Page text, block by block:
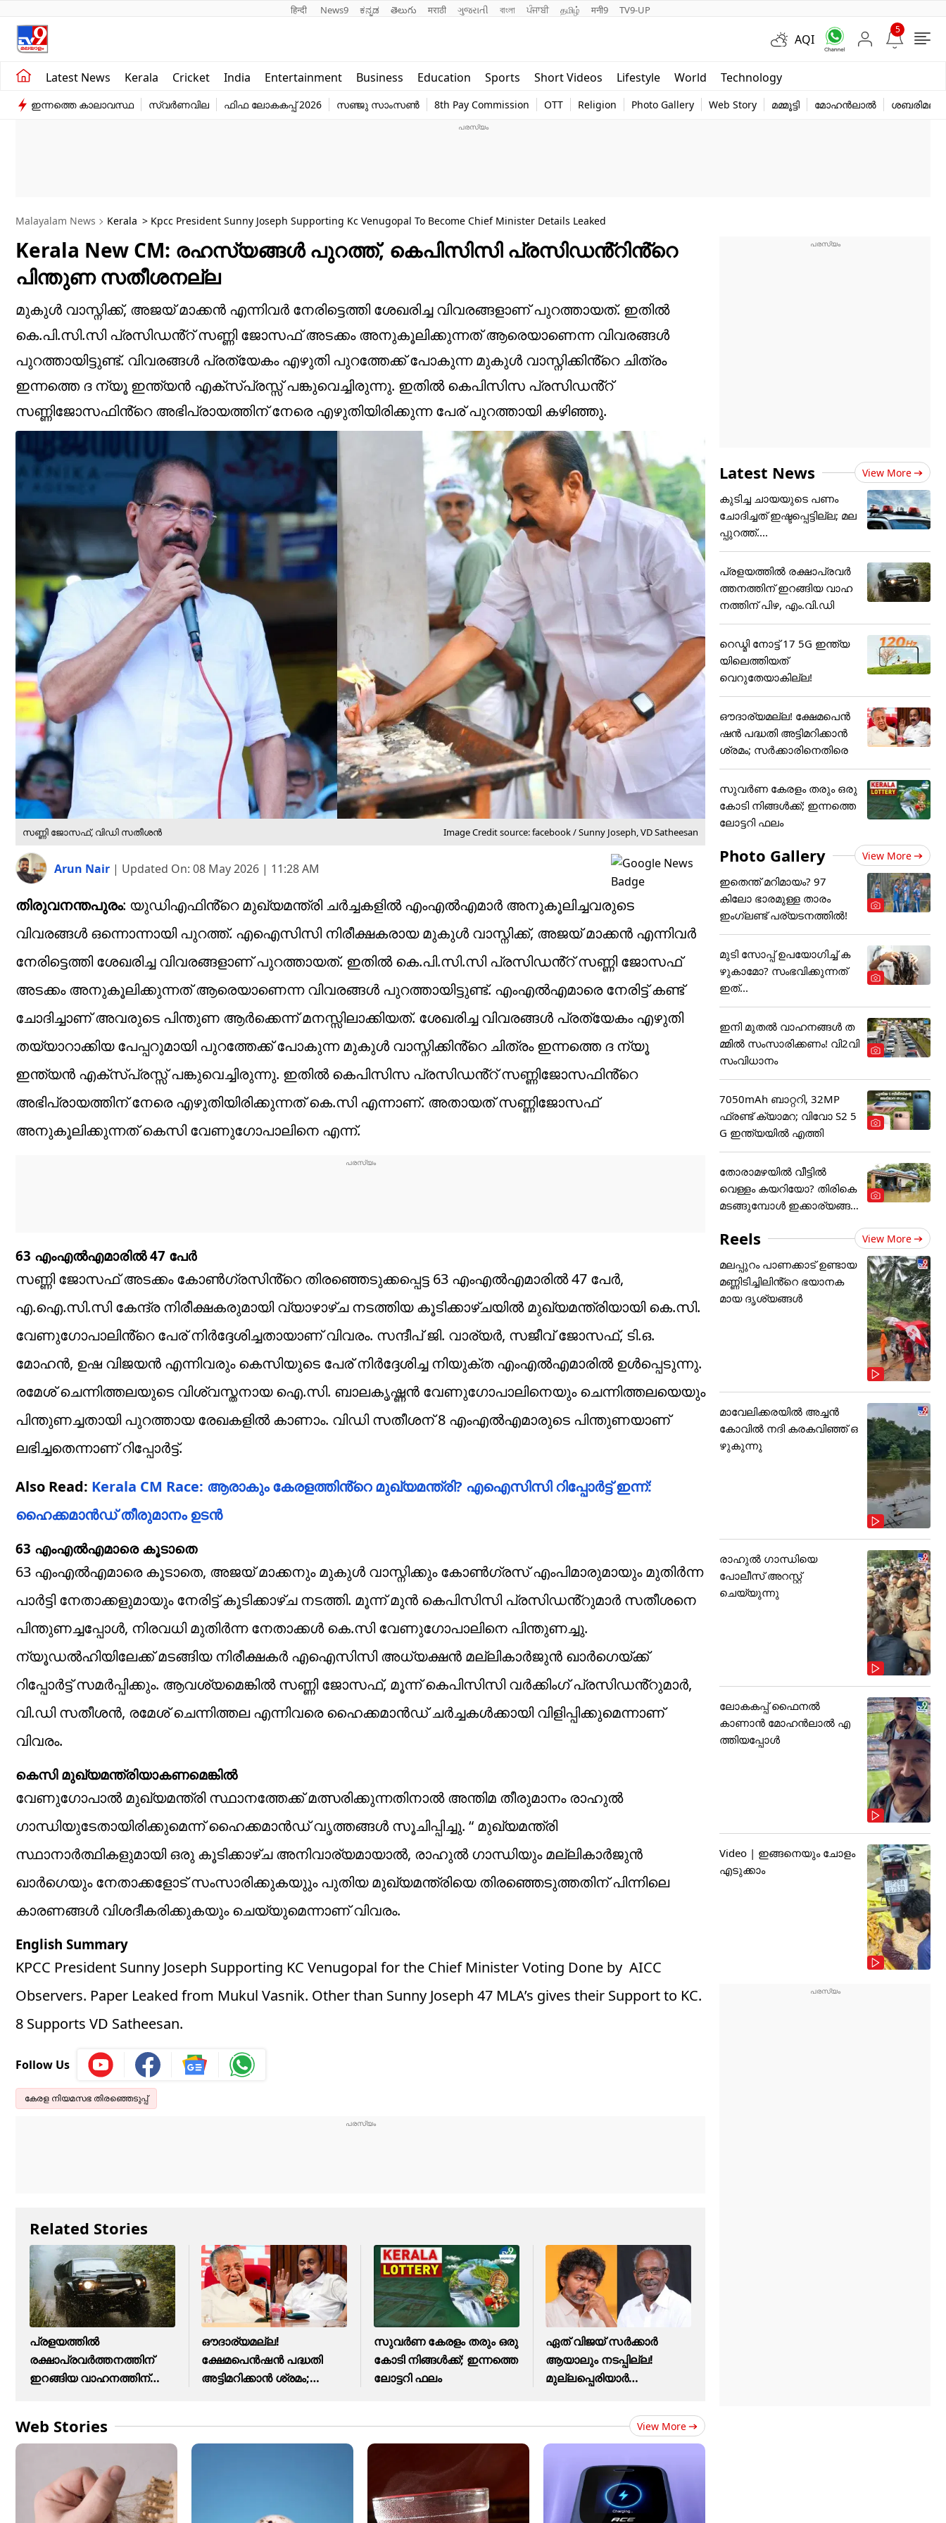
हिन्दी News9 ಕನ್ನಡ తెలుగు मराठी ગુજરાતી বাংলা ਪੰਜਾਬੀ தமிழ் मनी9 TV9-UP
AQI
5
Latest News Kerala Cricket India Entertainment Business Education Sports Short Videos Lifestyle World Technology
Kerala
India
Education
world
Web Story
ഇന്നത്തെ കാലാവസ്ഥ സ്വർണവില ഫിഫ ലോകകപ്പ് 2026 സഞ്ജു സാംസൺ 8th Pay Commission OTT Religion Photo Gallery Web Story മമ്മൂട്ടി മോഹൻലാൽ ശബരിമല
Malayalam News Kerala > Kpcc President Sunny Joseph Supporting Kc Venugopal To Become Chief Minister Details Leaked
Kerala New CM: രഹസ്യങ്ങൾ പുറത്ത്, കെപിസിസി പ്രസിഡൻ്റിൻ്റെ
പിന്തുണ സതീശനല്ല
മുകുൾ വാസ്നിക്ക്, അജയ് മാക്കൻ എന്നിവർ നേരിട്ടെത്തി ശേഖരിച്ച വിവരങ്ങളാണ് പുറത്തായത്. ഇതിൽ
കെ.പി.സി.സി പ്രസിഡൻ്റ് സണ്ണി ജോസഫ് അടക്കം അനുകൂലിക്കുന്നത് ആരെയാണെന്ന വിവരങ്ങൾ
പുറത്തായിട്ടുണ്ട്. വിവരങ്ങൾ പ്രത്യേകം എഴുതി പുറത്തേക്ക് പോകുന്ന മുകുൾ വാസ്നിക്കിൻ്റെ ചിത്രം
ഇന്നത്തെ ദ ന്യൂ ഇന്ത്യൻ എക്സ്പ്രസ്സ് പങ്കുവെച്ചിരുന്നു. ഇതിൽ കെപിസിസ പ്രസിഡൻ്റ്
സണ്ണിജോസഫിൻ്റെ അഭിപ്രായത്തിന് നേരെ എഴുതിയിരിക്കുന്ന പേര് പുറത്തായി കഴിഞ്ഞു.
സണ്ണി ജോസഫ്, വിഡി സതീശൻ Image Credit source: facebook / Sunny Joseph, VD Satheesan
Arun Nair | Updated On: 08 May 2026 | 11:28 AM
തിരുവനന്തപുരം: യുഡിഎഫിൻ്റെ മുഖ്യമന്ത്രി ചർച്ചകളിൽ എംഎൽഎമാർ അനുകൂലിച്ചവരുടെ
വിവരങ്ങൾ ഒന്നൊന്നായി പുറത്ത്. എഐസിസി നിരീക്ഷകരായ മുകുൾ വാസ്നിക്ക്, അജയ് മാക്കൻ എന്നിവർ
നേരിട്ടെത്തി ശേഖരിച്ച വിവരങ്ങളാണ് പുറത്തായത്. ഇതിൽ കെ.പി.സി.സി പ്രസിഡൻ്റ് സണ്ണി ജോസഫ്
അടക്കം അനുകൂലിക്കുന്നത് ആരെയാണെന്ന വിവരങ്ങൾ പുറത്തായിട്ടുണ്ട്. എംഎൽഎമാരെ നേരിട്ട് കണ്ട്
ചോദിച്ചാണ് അവരുടെ പിന്തുണ ആർക്കെന്ന് മനസ്സിലാക്കിയത്. ശേഖരിച്ച വിവരങ്ങൾ പ്രത്യേകം എഴുതി
തയ്യാറാക്കിയ പേപ്പറുമായി പുറത്തേക്ക് പോകുന്ന മുകുൾ വാസ്നിക്കിൻ്റെ ചിത്രം ഇന്നത്തെ ദ ന്യൂ
ഇന്ത്യൻ എക്സ്പ്രസ്സ് പങ്കുവെച്ചിരുന്നു. ഇതിൽ കെപിസിസ പ്രസിഡൻ്റ് സണ്ണിജോസഫിൻ്റെ
അഭിപ്രായത്തിന് നേരെ എഴുതിയിരിക്കുന്നത് കെ.സി എന്നാണ്. അതായത് സണ്ണിജോസഫ്
അനുകൂലിക്കുന്നത് കെസി വേണുഗോപാലിനെ എന്ന്.
63 എംഎൽഎമാരിൽ 47 പേർ
സണ്ണി ജോസഫ് അടക്കം കോൺഗ്രസിൻ്റെ തിരഞ്ഞെടുക്കപ്പെട്ട 63 എംഎൽഎമാരിൽ 47 പേർ,
എ.ഐ.സി.സി കേന്ദ്ര നിരീക്ഷകരുമായി വ്യാഴാഴ്ച നടത്തിയ കൂടിക്കാഴ്ചയിൽ മുഖ്യമന്ത്രിയായി കെ.സി.
വേണുഗോപാലിൻ്റെ പേര് നിർദ്ദേശിച്ചതായാണ് വിവരം. സന്ദീപ് ജി. വാര്യർ, സജീവ് ജോസഫ്, ടി.ഒ.
മോഹൻ, ഉഷ വിജയൻ എന്നിവരും കെസിയുടെ പേര് നിർദ്ദേശിച്ച നിയുക്ത എംഎൽഎമാരിൽ ഉൾപ്പെടുന്നു.
രമേശ് ചെന്നിത്തലയുടെ വിശ്വസ്തനായ ഐ.സി. ബാലകൃഷ്ണൻ വേണുഗോപാലിനെയും ചെന്നിത്തലയെയും
പിന്തുണച്ചതായി പുറത്തായ രേഖകളിൽ കാണാം. വിഡി സതീശന് 8 എംഎൽഎമാരുടെ പിന്തുണയാണ്
ലഭിച്ചതെന്നാണ് റിപ്പോർട്ട്.
Also Read: Kerala CM Race: ആരാകും കേരളത്തിൻ്റെ മുഖ്യമന്ത്രി? എഐസിസി റിപ്പോർട്ട് ഇന്ന്:
ഹൈക്കമാൻഡ് തീരുമാനം ഉടൻ
63 എംഎൽഎമാരെ കൂടാതെ
63 എംഎൽഎമാരെ കൂടാതെ, അജയ് മാക്കനും മുകുൾ വാസ്നിക്കും കോൺഗ്രസ് എംപിമാരുമായും മുതിർന്ന
പാർട്ടി നേതാക്കളുമായും നേരിട്ട് കൂടിക്കാഴ്ച നടത്തി. മൂന്ന് മുൻ കെപിസിസി പ്രസിഡൻ്റുമാർ സതീശനെ
പിന്തുണച്ചപ്പോൾ, നിരവധി മുതിർന്ന നേതാക്കൾ കെ.സി വേണുഗോപാലിനെ പിന്തുണച്ചു.
ന്യൂഡൽഹിയിലേക്ക് മടങ്ങിയ നിരീക്ഷകർ എഐസിസി അധ്യക്ഷൻ മല്ലികാർജുൻ ഖാർഗെയ്ക്ക്
റിപ്പോർട്ട് സമർപ്പിക്കും. ആവശ്യമെങ്കിൽ സണ്ണി ജോസഫ്, മൂന്ന് കെപിസിസി വർക്കിംഗ് പ്രസിഡൻ്റുമാർ,
വി.ഡി സതീശൻ, രമേശ് ചെന്നിത്തല എന്നിവരെ ഹൈക്കമാൻഡ് ചർച്ചകൾക്കായി വിളിപ്പിക്കുമെന്നാണ്
വിവരം.
കെസി മുഖ്യമന്ത്രിയാകണമെങ്കിൽ
വേണുഗോപാൽ മുഖ്യമന്ത്രി സ്ഥാനത്തേക്ക് മത്സരിക്കുന്നതിനാൽ അന്തിമ തീരുമാനം രാഹുൽ
ഗാന്ധിയുടേതായിരിക്കുമെന്ന് ഹൈക്കമാൻഡ് വൃത്തങ്ങൾ സൂചിപ്പിച്ചു. “ മുഖ്യമന്ത്രി
സ്ഥാനാർത്ഥികളുമായി ഒരു കൂടിക്കാഴ്ച അനിവാര്യമായാൽ, രാഹുൽ ഗാന്ധിയും മല്ലികാർജുൻ
ഖാർഗെയും നേതാക്കളോട് സംസാരിക്കുകയുും പുതിയ മുഖ്യമന്ത്രിയെ തിരഞ്ഞെടുത്തതിന് പിന്നിലെ
കാരണങ്ങൾ വിശദീകരിക്കുകയും ചെയ്യുമെന്നാണ് വിവരം.
English Summary
KPCC President Sunny Joseph Supporting KC Venugopal for the Chief Minister Voting Done by AICC
Observers. Paper Leaked from Mukul Vasnik. Other than Sunny Joseph 47 MLA’s gives their Support to KC.
8 Supports VD Satheesan.
Follow Us
കേരള നിയമസഭ തിരഞ്ഞെടുപ്പ്
Related Stories
പ്രളയത്തിൽ
രക്ഷാപ്രവർത്തനത്തിന്
ഇറങ്ങിയ വാഹനത്തിന്
ഔദാര്യമല്ല!
ക്ഷേമപെൻഷൻ പദ്ധതി
അട്ടിമറിക്കാൻ ശ്രമം;
സുവർണ കേരളം തരും ഒരു
കോടി നിങ്ങൾക്ക്; ഇന്നത്തെ
ലോട്ടറി ഫലം
ഏത് വിജയ് സർക്കാർ
ആയാലും നടപ്പില്ല!
മുല്ലപ്പെരിയാർ
Web Stories View More
Latest News View More
കുടിച്ച ചായയുടെ പണം
ചോദിച്ചത് ഇഷ്ടപ്പെട്ടില്ല; മല
പ്പുറത്ത്....
പ്രളയത്തിൽ രക്ഷാപ്രവർ
ത്തനത്തിന് ഇറങ്ങിയ വാഹ
നത്തിന് പിഴ, എം.വി.ഡി
റെഡ്മി നോട്ട് 17 5G ഇന്ത്യ
യിലെത്തിയത്
വെറുതേയാകില്ല!
ഔദാര്യമല്ല! ക്ഷേമപെൻ
ഷൻ പദ്ധതി അട്ടിമറിക്കാൻ
ശ്രമം; സർക്കാരിനെതിരെ
സുവർണ കേരളം തരും ഒരു
കോടി നിങ്ങൾക്ക്; ഇന്നത്തെ
ലോട്ടറി ഫലം
Photo Gallery View More
ഇതെന്ത് മറിമായം? 97
കിലോ ഭാരമുള്ള താരം
ഇംഗ്ലണ്ട് പര്യടനത്തില്‍!
മുടി സോപ്പ് ഉപയോഗിച്ച് ക
ഴുകാമോ? സംഭവിക്കുന്നത്
ഇത്...
ഇനി മുതൽ വാഹനങ്ങൾ ത
മ്മിൽ സംസാരിക്കണം! വി2വി
സംവിധാനം
7050mAh ബാറ്ററി, 32MP
ഫ്രണ്ട് ക്യാമറ; വിവോ S2 5
G ഇന്ത്യയിൽ എത്തി
തോരാമഴയിൽ വീട്ടിൽ
വെള്ളം കയറിയോ? തിരികെ
മടങ്ങുമ്പോൾ ഇക്കാര്യങ്ങ
Reels View More
മലപ്പുറം പാണക്കാട് ഉണ്ടായ
മണ്ണിടിച്ചിലിൻ്റെ ഭയാനക
മായ ദൃശ്യങ്ങൾ
മാവേലിക്കരയിൽ അച്ചൻ
കോവിൽ നദി കരകവിഞ്ഞ് ഒ
ഴുകുന്നു
രാഹുൽ ഗാന്ധിയെ
പോലീസ് അറസ്റ്റ്
ചെയ്യുന്നു
ലോകകപ്പ് ഫൈനൽ
കാണാൻ മോഹൻലാൽ എ
ത്തിയപ്പോൾ
Video | ഇങ്ങനെയും ചോളം
എടുക്കാം